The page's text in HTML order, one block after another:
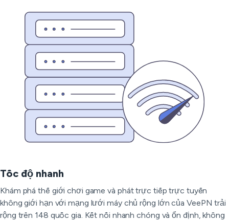
Tốc độ nhanh
Khám phá thế giới chơi game và phát trực tiếp trực tuyến
không giới hạn với mạng lưới máy chủ rộng lớn của VeePN trải
rộng trên 148 quốc gia. Kết nối nhanh chóng và ổn định, không